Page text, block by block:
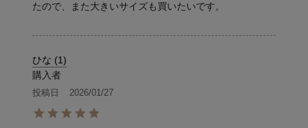
たので、また大きいサイズも買いたいです。
ひな 1
購入者
投稿日 2026/01/27